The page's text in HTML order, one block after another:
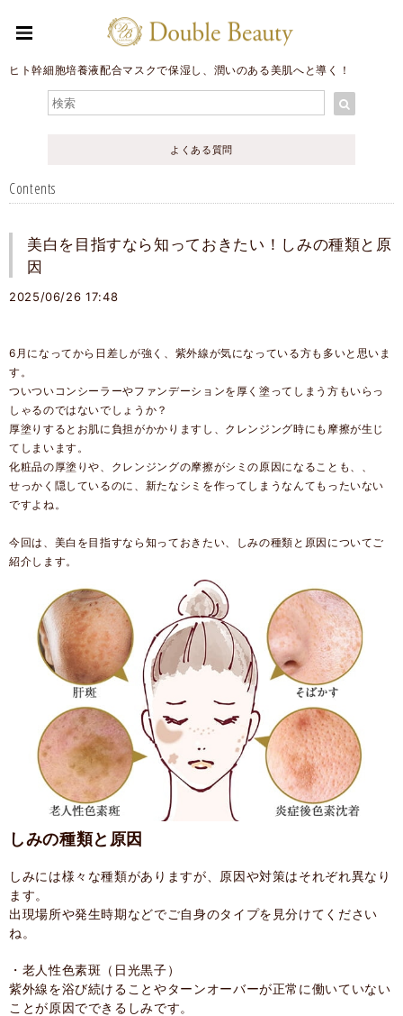
ヒト幹細胞培養液配合マスクで保湿し、潤いのある美肌へと導く！
よくある質問
Contents
美白を目指すなら知っておきたい！しみの種類と原
因
2025/06/26 17:48
6月になってから日差しが強く、紫外線が気になっている方も多いと思いま
す。
ついついコンシーラーやファンデーションを厚く塗ってしまう方もいらっ
しゃるのではないでしょうか？
厚塗りするとお肌に負担がかかりますし、クレンジング時にも摩擦が生じ
てしまいます。
化粧品の厚塗りや、クレンジングの摩擦がシミの原因になることも、、
せっかく隠しているのに、新たなシミを作ってしまうなんてもったいない
ですよね。
今回は、美白を目指すなら知っておきたい、しみの種類と原因についてご
紹介します。
しみの種類と原因
しみには様々な種類がありますが、原因や対策はそれぞれ異なり
ます。
出現場所や発生時期などでご自身のタイプを見分けてください
ね。
・老人性色素斑（日光黒子）
紫外線を浴び続けることやターンオーバーが正常に働いていない
ことが原因でできるしみです。